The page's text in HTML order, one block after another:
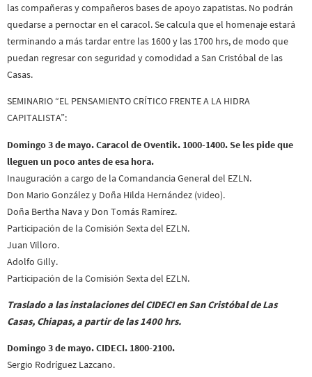
las compañeras y compañeros bases de apoyo zapatistas. No podrán
quedarse a pernoctar en el caracol. Se calcula que el homenaje estará
terminando a más tardar entre las 1600 y las 1700 hrs, de modo que
puedan regresar con seguridad y comodidad a San Cristóbal de las
Casas.
SEMINARIO “EL PENSAMIENTO CRÍTICO FRENTE A LA HIDRA
CAPITALISTA”:
Domingo 3 de mayo. Caracol de Oventik. 1000-1400. Se les pide que
lleguen un poco antes de esa hora.
Inauguración a cargo de la Comandancia General del EZLN.
Don Mario González y Doña Hilda Hernández (video).
Doña Bertha Nava y Don Tomás Ramírez.
Participación de la Comisión Sexta del EZLN.
Juan Villoro.
Adolfo Gilly.
Participación de la Comisión Sexta del EZLN.
Traslado a las instalaciones del CIDECI en San Cristóbal de Las
Casas, Chiapas, a partir de las 1400 hrs.
Domingo 3 de mayo. CIDECI. 1800-2100.
Sergio Rodríguez Lazcano.